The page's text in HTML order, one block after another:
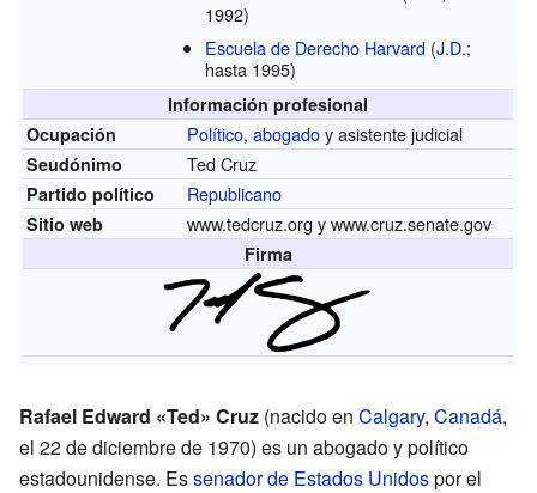
1992)
Escuela de Derecho Harvard (J.D.;
hasta 1995)
Información profesional
Ocupación
Político,abogadoy asistente judicial
Seudónimo Ted Cruz
Partido político Republicano
Sitio web www.tedcruz.org ywww.cruz.senate.gov
Firma
Rafael Edward «Ted» Cruz (nacido en Calgary, Canadá,
el 22 de diciembre de 1970) es un abogado y político
estadounidense. Essenador de Estados Unidospor el